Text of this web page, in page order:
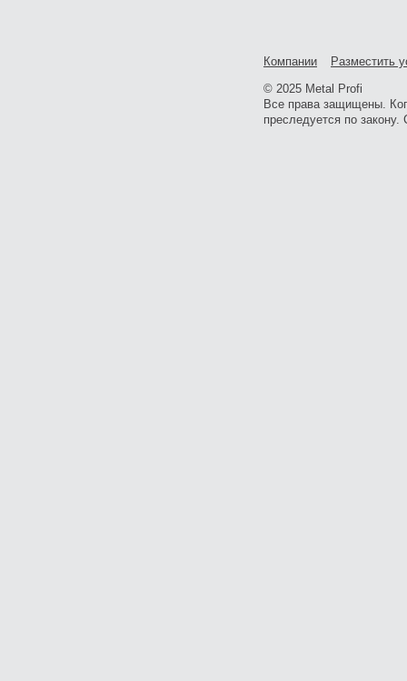
Компании
Разместить
© 2025 Metal Profi
Все права защищены.
преследуется по